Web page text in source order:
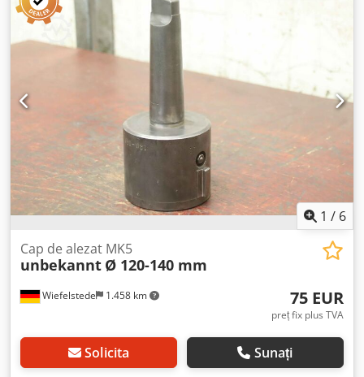
24,3 kg Dcedpec Ih Rrofx Af Aok
1 / 6
Wiefelstede 1.458 km
Cap de alezat MK5
unbekannt Ø 120-140 mm
75 EUR
preț fix plus TVA
Solicita Sunați